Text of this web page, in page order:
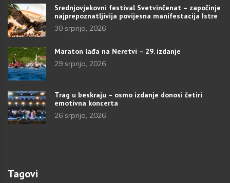
Srednjovjekovni festival Svetvinčenat – započinje
najprepoznatljivija povijesna manifestacija Istre
30 srpnja, 2026
Maraton lađa na Neretvi – 29. izdanje
29 srpnja, 2026
Trag u beskraju – osmo izdanje donosi četiri
emotivna koncerta
26 srpnja, 2026
Tagovi